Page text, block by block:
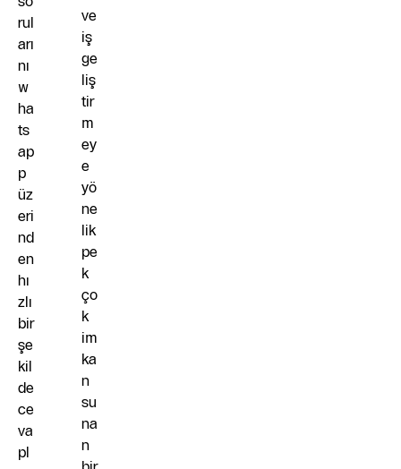
rul
arı
nı
w
ha
ts
ap
p
üz
eri
nd
en
hı
zlı
bir
şe
kil
de
ce
va
pl
ve
iş
ge
liş
tir
m
ey
e
yö
ne
lik
pe
k
ço
k
im
ka
n
su
na
n